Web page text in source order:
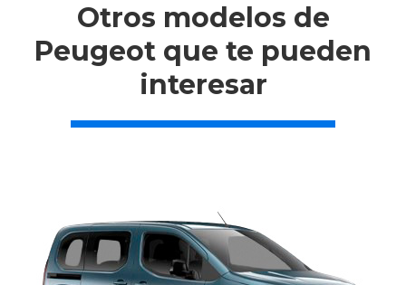
Otros modelos de
Peugeot que te pueden
interesar